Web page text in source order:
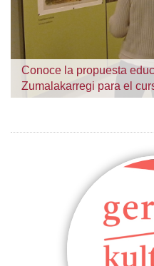
Conoce la propuesta
Zumalakarregi para el